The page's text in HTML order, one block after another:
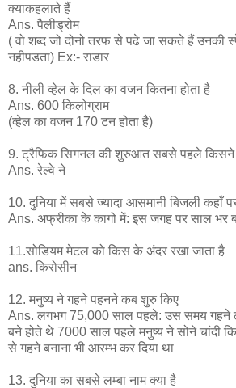
क्याकहलाते हैं
Ans. पैलीड्रोम
( वो शब्द जो दोनो तरफ से पढे जा सकते हैं उनकी
नहीपडता) Ex:- राडार
8. नीली व्हेल के दिल का वजन कितना होता है
Ans. 600 किलोग्राम
(व्हेल का वजन 170 टन होता है)
9. ट्रैफिक सिगनल की शुरुआत सबसे पहले किसने
Ans. रेल्वे ने
10. दुनिया में सबसे ज्यादा आसमानी बिजली कहाँ
Ans. अफ्रीका के कागो में: इस जगह पर साल भर
11.सोडियम मेटल को किस के अंदर रखा जाता है
ans. किरोसीन
12. मनुष्य ने गहने पहनने कब शुरु किए
Ans. लगभग 75,000 साल पहले: उस समय गहने
बने होते थे 7000 साल पहले मनुष्य ने सोने चांदी
से गहने बनाना भी आरम्भ कर दिया था
13. दुनिया का सबसे लम्बा नाम क्या है